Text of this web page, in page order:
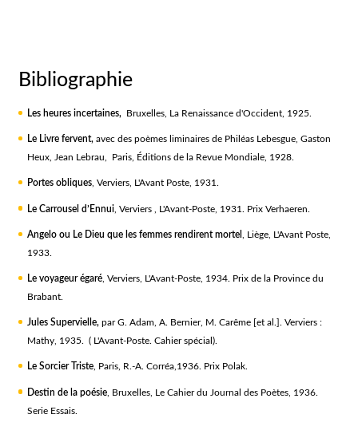
Bibliographie
Les heures incertaines, Bruxelles, La Renaissance d'Occident, 1925.
Le Livre fervent, avec des poèmes liminaires de Philéas Lebesgue, Gaston
Heux, Jean Lebrau, Paris, Éditions de la Revue Mondiale, 1928.
Portes obliques, Verviers, L'Avant Poste, 1931.
Le Carrousel d’Ennui, Verviers , L'Avant-Poste, 1931. Prix Verhaeren.
Angelo ou Le Dieu que les femmes rendirent mortel
, Liège, L'Avant Poste,
1933.
Le voyageur égaré, Verviers, L'Avant-Poste, 1934. Prix de la Province du
Brabant.
Jules Supervielle, par G. Adam, A. Bernier, M. Carême [et al.]. Verviers :
Mathy, 1935. ( L'Avant-Poste. Cahier spécial).
Le Sorcier Triste, Paris, R.-A. Corréa,1936. Prix Polak.
Destin de la poésie, Bruxelles, Le Cahier du Journal des Poètes, 1936.
Serie Essais.